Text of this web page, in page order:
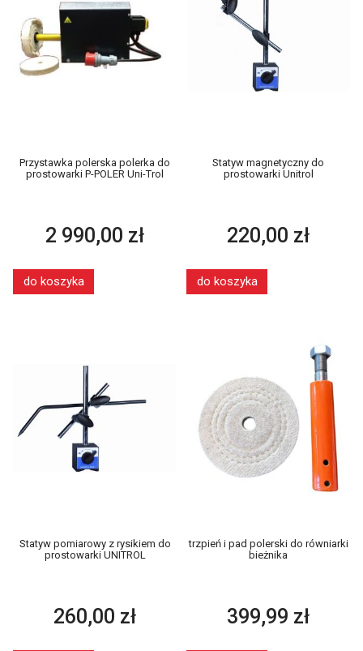
Przystawka polerska polerka do
prostowarki P-POLER Uni-Trol
2 990,00 zł
do koszyka
Statyw magnetyczny do
prostowarki Unitrol
220,00 zł
do koszyka
Statyw pomiarowy z rysikiem do
prostowarki UNITROL
260,00 zł
trzpień i pad polerski do równiarki
bieżnika
399,99 zł